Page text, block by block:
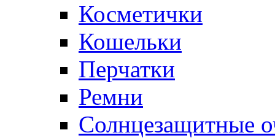
Косметички
Кошельки
Перчатки
Ремни
Солнцезащитные